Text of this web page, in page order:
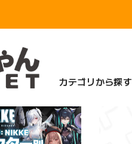
カテゴリから探す